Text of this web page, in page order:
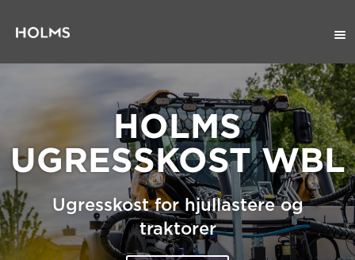
HOLMS
UGRESSKOST WBL
Ugresskost for hjullastere og
traktorer